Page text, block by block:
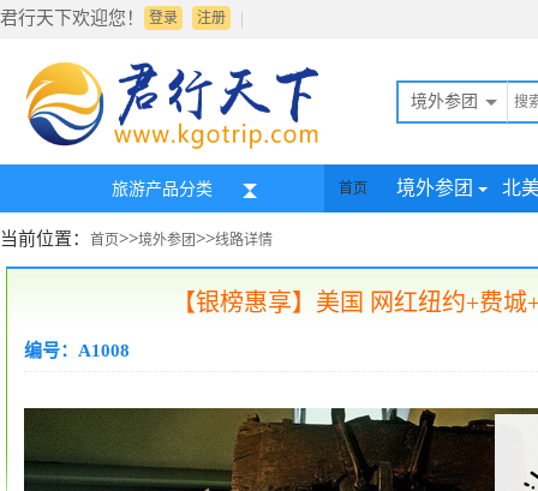
君行天下欢迎您！ 登录 |
注册
境外参团
旅游产品分类 首页 境外参团 北
当前位置： 首页>>境外参团>>线路详情
【银榜惠享】美国 网红纽约+费
编号：A1008